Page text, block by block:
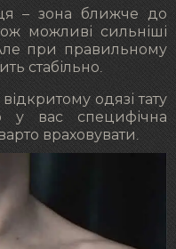
– зона ближче до
можливі сильніші
при правильному
стабільно.
одязі тату
у вас специфічна
враховувати.